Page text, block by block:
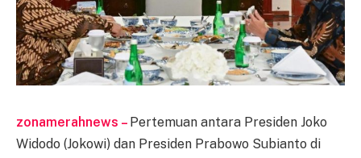
zonamerahnews – Pertemuan antara Presiden Joko
Widodo (Jokowi) dan Presiden Prabowo Subianto di